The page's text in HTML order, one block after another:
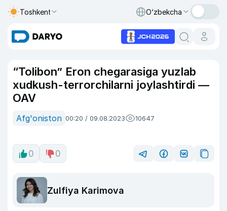
Toshkent O‘zbekcha
“Tolibon” Eron chegarasiga yuzlab
xudkush-terrorchilarni joylashtirdi —
OAV
Afg'oniston 00:20 / 09.08.2023 10647
0 0
Zulfiya Karimova